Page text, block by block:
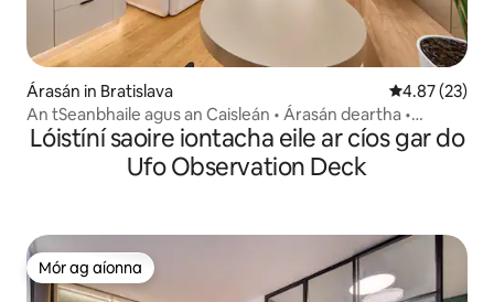
Árasán in Bratislava Meánrátáil
4.87 (23)
An tSeanbhaile agus an Caisleán • Árasán deartha •
Féinseiceáil isteach
Lóistíní saoire iontacha eile ar cíos gar do
Ufo Observation Deck
Mór ag aíonna
Mór ag aíonna